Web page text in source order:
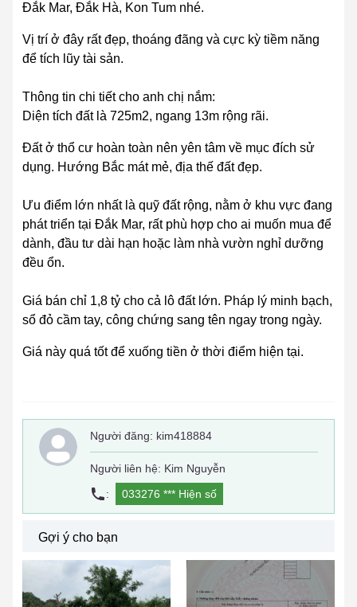
Đắk Mar, Đắk Hà, Kon Tum nhé.
Vị trí ở đây rất đẹp, thoáng đãng và cực kỳ tiềm năng
để tích lũy tài sản.
Thông tin chi tiết cho anh chị nắm:
Diện tích đất là 725m2, ngang 13m rộng rãi.
Đất ở thổ cư hoàn toàn nên yên tâm về mục đích sử
dụng. Hướng Bắc mát mẻ, địa thế đất đẹp.
Ưu điểm lớn nhất là quỹ đất rộng, nằm ở khu vực đang
phát triển tại Đắk Mar, rất phù hợp cho ai muốn mua để
dành, đầu tư dài hạn hoặc làm nhà vườn nghỉ dưỡng
đều ổn.
Giá bán chỉ 1,8 tỷ cho cả lô đất lớn. Pháp lý minh bạch,
sổ đỏ cầm tay, công chứng sang tên ngay trong ngày.
Giá này quá tốt để xuống tiền ở thời điểm hiện tại.
Người đăng: kim418884
Người liên hệ: Kim Nguyễn
:
033276 *** Hiện số
Gợi ý cho bạn